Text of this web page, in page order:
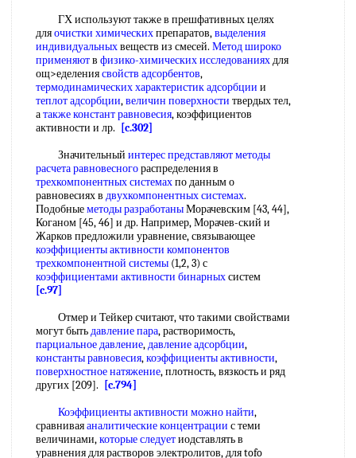
ГХ используют также в прешфативных целях
дляочистки химическихпрепаратов,выделения
индивидуальныхвеществ из смесей. Метод широко
применяютв физико-химических исследованияхдля
ощ>еделениясвойств адсорбентов,
термодинамических характеристик адсорбции и
теплот адсорбции,величин поверхности твердых тел,
атакже констант равновесия, коэффициентов
активности и лр.
[c.302]
Значительный интерес представляют методы
расчета равновесногораспределения в
трехкомпонентных системахпо данным о
равновесиях в двухкомпонентных системах.
Подобныеметоды разработаныМорачевским [43, 44],
Коганом [45, 46] и др. Например, Морачев-ский и
Жарков предложили уравнение, связывающее
коэффициенты активности компонентов
трехкомпонентной системы (1,2, 3) с
коэффициентами активности бинарныхсистем
[c.97]
Отмер и Тейкер считают, что такими свойствами
могут бытьдавление пара, растворимость,
парциальное давление,давление адсорбции,
константы равновесия,коэффициенты активности,
поверхностное натяжение, плотность, вязкость и ряд
других [209].
[c.794]
Коэффициенты активности можно найти,
сравниваяаналитические концентрации с теми
величинами,которые следуетиодставлять в
уравнения для растворов электролитов, для tofo